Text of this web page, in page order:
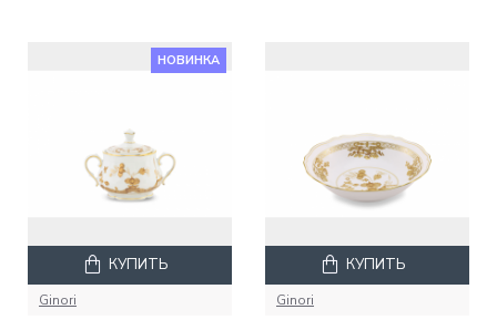
НОВИНКА
Ginori
КУПИТЬ
Ginori
КУПИТЬ